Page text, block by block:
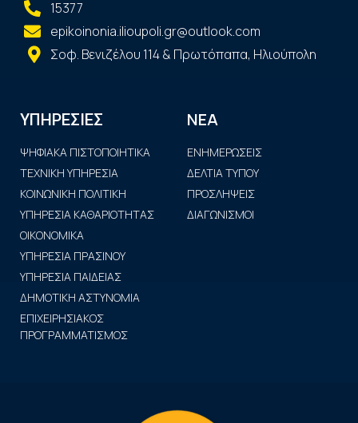
15377
epikoinonia.ilioupoli.gr@outlook.com
Σοφ. Βενιζέλου 114 & Πρωτόπαπα, Ηλιούπολη
ΥΠΗΡΕΣΙΕΣ
ΨΗΦΙΑΚΑ ΠΙΣΤΟΠΟΙΗΤΙΚΑ
ΤΕΧΝΙΚΗ ΥΠΗΡΕΣΙΑ
ΚΟΙΝΩΝΙΚΗ ΠΟΛΙΤΙΚΗ
ΥΠΗΡΕΣΙΑ ΚΑΘΑΡΙΟΤΗΤΑΣ
ΟΙΚΟΝΟΜΙΚΑ
ΥΠΗΡΕΣΙΑ ΠΡΑΣΙΝΟΥ
ΥΠΗΡΕΣΙΑ ΠΑΙΔΕΙΑΣ
ΔΗΜΟΤΙΚΗ ΑΣΤΥΝΟΜΙΑ
ΕΠΙΧΕΙΡΗΣΙΑΚΟΣ
ΠΡΟΓΡΑΜΜΑΤΙΣΜΟΣ
ΝΕΑ
ΕΝΗΜΕΡΩΣΕΙΣ
ΔΕΛΤΙΑ ΤΥΠΟΥ
ΠΡΟΣΛΗΨΕΙΣ
ΔΙΑΓΩΝΙΣΜΟΙ